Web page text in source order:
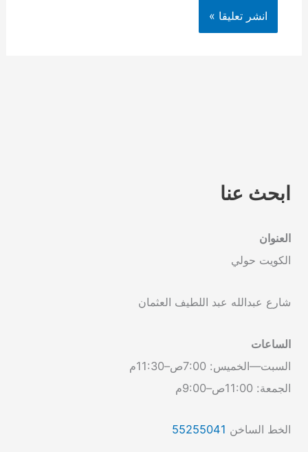
ابحث عنا
العنوان
الكويت حولي
شارع عبدالله عبد اللطيف العثمان
الساعات
السبت—الخميس: 7:00ص–11:30م
الجمعة: 11:00ص–9:00م
الخط الساخن 55255041